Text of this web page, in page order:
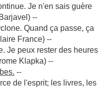
Je n'en sais guère
--
Quand ça passe, ça
France) --
Je peux rester des heures
Klapka) --
--
de l'esprit; les livres, les